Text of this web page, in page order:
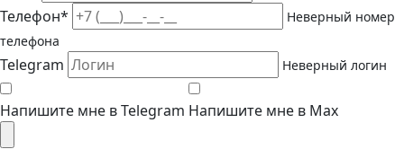
Телефон*
Неверный номер
телефона
Telegram Неверный логин
Напишите мне в Telegram Напишите мне в Max